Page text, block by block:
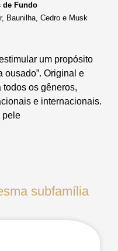
um propósito
ousado”. Original e
todos os gêneros,
e internacionais.
pele
de Fundo
Baunilha, Cedro e Musk
subfamília